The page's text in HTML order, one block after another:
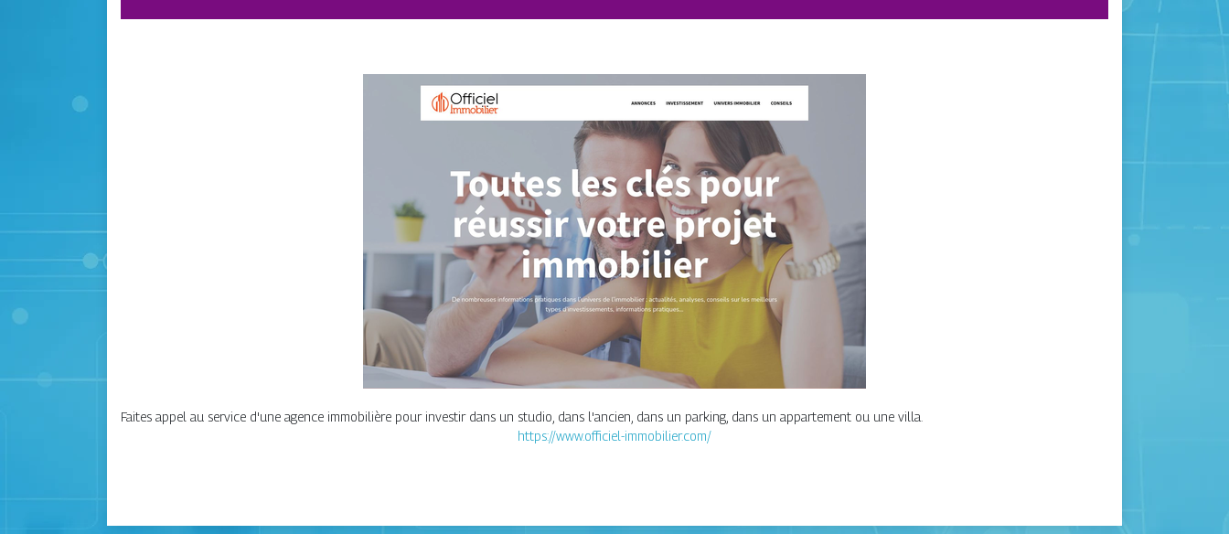
Faites appel au service d'une agence immobilière pour investir dans un studio, dans l'ancien, dans un parking, dans un appartement ou une villa.
https://www.officiel-immobilier.com/